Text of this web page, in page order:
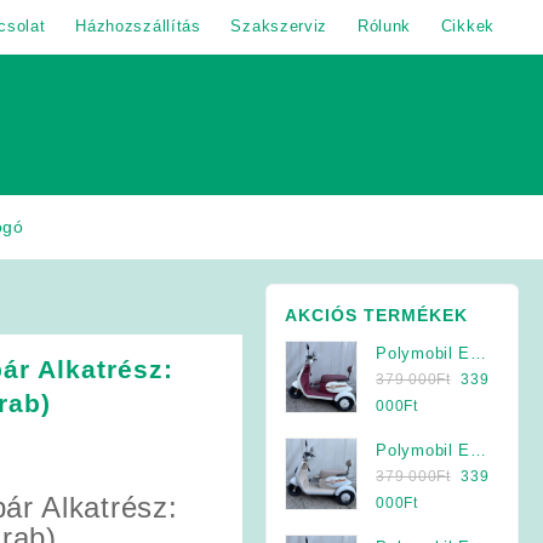
Házhozszállítás Szakszerviz Rólunk Cikkek
Alkatrész:
Alkatrész:
AKCIÓS TERMÉKEK
Polymobil E-
MOB 40/A
Elektromos
Jármű (Krém-
Bordó)
379 000Ft Original
379
000Ft.
339
000FtCurrent
is:
339
000Ft.
Polymobil E-
MOB 40/A
Elektromos
379 000Ft Original
339
000FtCurrent